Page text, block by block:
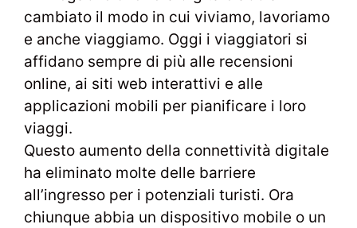
cambiato il modo in cui viviamo, lavoriamo
e anche viaggiamo. Oggi i viaggiatori si
affidano sempre di più alle recensioni
online, ai siti web interattivi e alle
applicazioni mobili per pianificare i loro
viaggi.
Questo aumento della connettività digitale
ha eliminato molte delle barriere
all’ingresso per i potenziali turisti. Ora
chiunque abbia un dispositivo mobile o un